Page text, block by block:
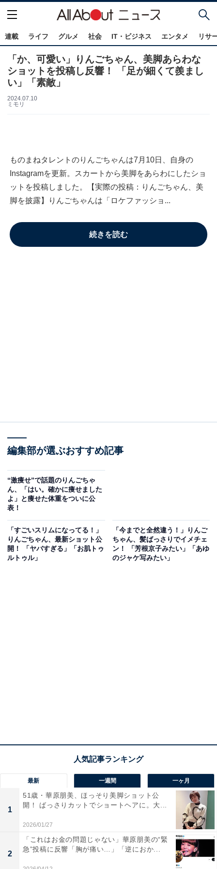
連載 ライフ グルメ 社会 IT・ビジネス エンタメ リサ
「か、可愛い」りんごちゃん、美脚あらわな
ショットを投稿し反響！ 「足が細くて羨まし
い」「素敵」
2024.07.10
ミモリ
ものまねタレントのりんごちゃんは7月10日、自身の
Instagramを更新。スカートから美脚をあらわにしたショ
ットを投稿しました。【実際の投稿：りんごちゃん、美
脚を披露】りんごちゃんは「ロケファッショ...
続きを読む
編集部が選ぶおすすめ記事
“激痩せ”で話題のりんごちゃ
ん、「はい。確かに痩せました
よ」と痩せた体重をついに公
表！
「すごいスリムになってる！」
りんごちゃん、最新ショット公
開！ 「ヤバすぎる」「お肌トゥ
ルトゥル」
「今までと全然違う！」りんご
ちゃん、髪ばっさりでイメチェ
ン！ 「芳根京子みたい」「あゆ
のジャケ写みたい」
最新 一週間 一ヶ月
1
51歳・華原朋美、ほっそり美脚ショット公
開！ ばっさりカットでショートヘアに。大...
2026/01/27
2
「これはお金の問題じゃない」華原朋美の“緊
急”投稿に反響「胸が痛い…」「逆におか...